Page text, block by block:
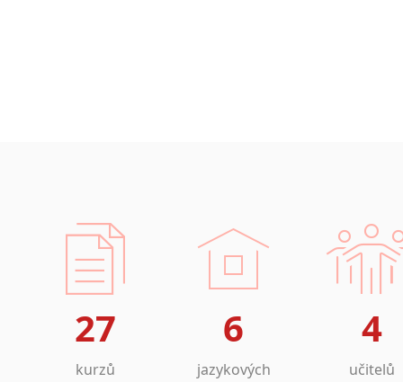
27
kurzů
6
jazykových
4
učitelů